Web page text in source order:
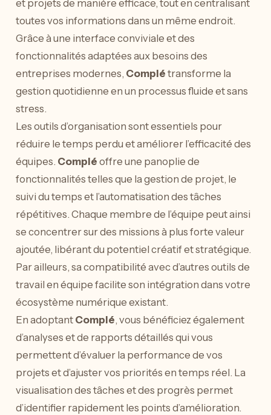
et projets de manière efficace, tout en centralisant
toutes vos informations dans un même endroit.
Grâce à une interface conviviale et des
fonctionnalités adaptées aux besoins des
entreprises modernes, Complé transforme la
gestion quotidienne en un processus fluide et sans
stress.
Les outils d’organisation sont essentiels pour
réduire le temps perdu et améliorer l’efficacité des
équipes. Complé offre une panoplie de
fonctionnalités telles que la gestion de projet, le
suivi du temps et l’automatisation des tâches
répétitives. Chaque membre de l’équipe peut ainsi
se concentrer sur des missions à plus forte valeur
ajoutée, libérant du potentiel créatif et stratégique.
Par ailleurs, sa compatibilité avec d’autres outils de
travail en équipe facilite son intégration dans votre
écosystème numérique existant.
En adoptant Complé, vous bénéficiez également
d’analyses et de rapports détaillés qui vous
permettent d’évaluer la performance de vos
projets et d’ajuster vos priorités en temps réel. La
visualisation des tâches et des progrès permet
d’identifier rapidement les points d’amélioration.